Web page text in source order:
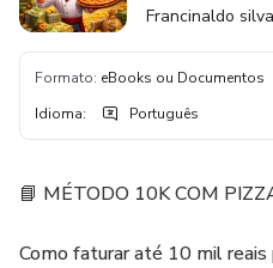
Francinaldo
Formato: eBooks ou Documentos
Idioma: Português
📘 MÉTODO 10K COM
Como faturar até 10 mil